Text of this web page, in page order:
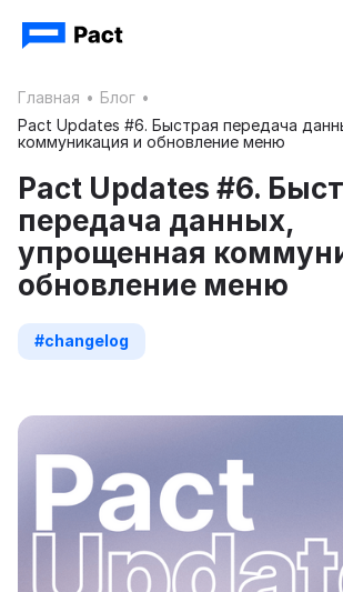
Главная • Блог •
Pact Updates #6. Быстрая передача
коммуникация и обновление меню
Pact Updates #6.
передача данных,
упрощенная
обновление меню
#changelog